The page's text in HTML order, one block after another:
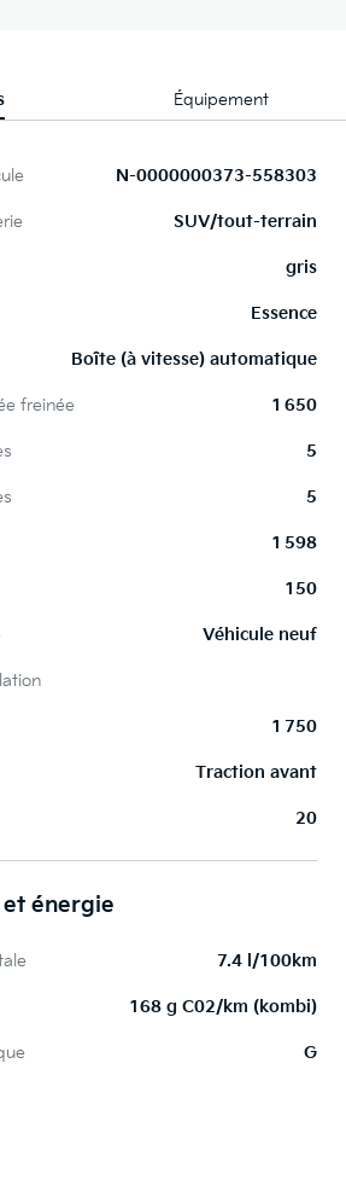
Équipement
N-0000000373-558303
SUV/tout-terrain
gris
Essence
Boîte (à vitesse) automatique
freinée 1 650
5
5
1 598
150
Véhicule neuf
1 750
Traction avant
20
énergie
7.4 l/100km
168 g C02/km (kombi)
G